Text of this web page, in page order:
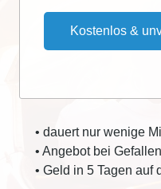
Kostenlos &
• dauert nur wenige
• Angebot bei
• Geld in 5 Tagen auf